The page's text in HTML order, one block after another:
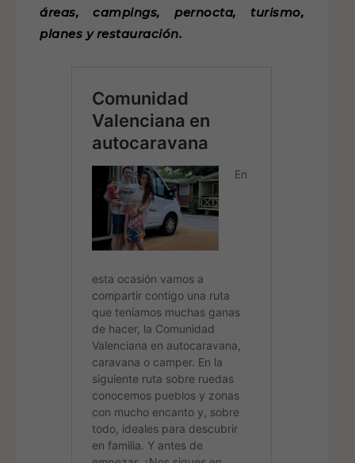
áreas, campings, pernocta, turismo,
planes y restauración.